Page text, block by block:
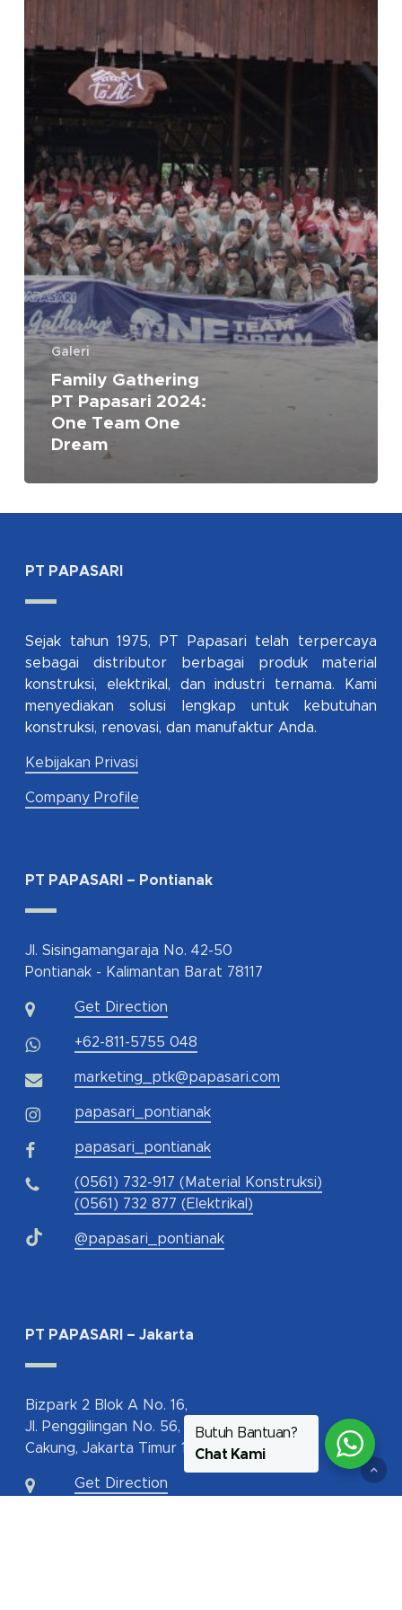
One
Galeri
Family Gathering
PT Papasari 2024:
One Team One
Dream
PT PAPASARI
Sejak tahun 1975, PT Papasari telah terpercaya
sebagai distributor berbagai produk material
konstruksi, elektrikal, dan industri ternama. Kami
menyediakan solusi lengkap untuk kebutuhan
konstruksi, renovasi, dan manufaktur Anda.
Kebijakan Privasi
Company Profile
PT PAPASARI – Pontianak
Jl. Sisingamangaraja No. 42-50
Pontianak - Kalimantan Barat 78117
Get Direction
+62-811-5755 048
marketing_ptk@papasari.com
papasari_pontianak
papasari_pontianak
(0561) 732-917 (Material Konstruksi)
(0561) 732 877 (Elektrikal)
@papasari_pontianak
PT PAPASARI – Jakarta
Bizpark 2 Blok A No. 16,
Jl. Penggilingan No. 56,
Cakung, Jakarta Timur 13940
Get Direction
Butuh Bantuan?
Chat Kami